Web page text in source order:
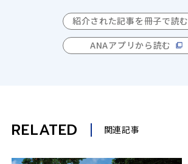
紹介された記事を冊子で読む
ANAアプリから読む
RELATED 関連記事